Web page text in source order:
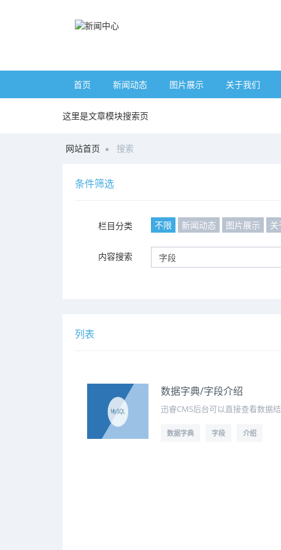
首页 新闻动态 图片展示 关于我们
这里是文章模块搜索页
网站首页 搜索
条件筛选
栏目分类 不限 新闻动态 图片展示 关
内容搜索
列表
数据字典/字段介绍
迅睿CMS后台可以直接查看数据
数据字典 字段 介绍